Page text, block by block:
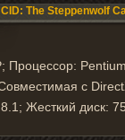
The Steppenwolf
Процессор:
с
Жесткий диск: